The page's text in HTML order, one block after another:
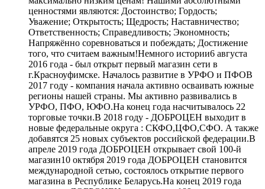
ценностями являются: Достоинство; Гордость;
Уважение; Открытость; Щедрость; Наставничество;
Ответственность; Справедливость; Экономность;
Напряжённо соревноваться и побеждать; Достижение
того, что считаем важным!Немного истории6 августа
2016 года - был открыт первый магазин сети в
г.Красноуфимске. Началось развитие в УРФО и ПФОВ
2017 году - компания начала активно осваивать южные
регионы нашей страны. Мы активно развивались в
УРФО, ПФО, ЮФО.На конец года насчитывалось 22
торговые точки.В 2018 году - ДОБРОЦЕН выходит в
новые федеральные округа : СКФО,ЦФО,СФО. А также
добавятся 25 новых субъектов российской федерации.В
апреле 2019 года ДОБРОЦЕН открывает свой 100-й
магазин10 октября 2019 года ДОБРОЦЕН становится
международной сетью, состоялось открытие первого
магазина в Республике Беларусь.На конец 2019 года